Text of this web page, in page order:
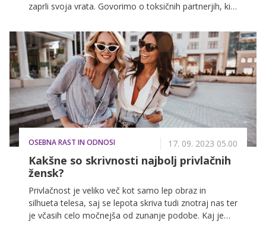
zaprli svoja vrata. Govorimo o toksičnih partnerjih, ki
lahko znajdemo v situaciji, ko razmišljamo, ali bi jim
dali še eno priložnost. In zakaj je to slaba ideja? Več o
tem si lahko preberete v nadaljevanju.
OSEBNA RAST IN ODNOSI 17. 09. 2023 05.00
Kakšne so skrivnosti najbolj privlačnih
žensk?
Privlačnost je veliko več kot samo lep obraz in
silhueta telesa, saj se lepota skriva tudi znotraj nas ter
je včasih celo močnejša od zunanje podobe. Kaj je